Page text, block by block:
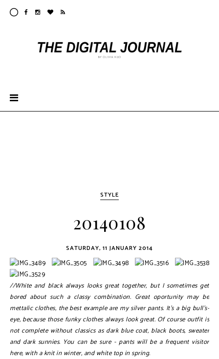
STYLE
20140108
SATURDAY, 11 JANUARY 2014
//White and black always looks great together, but I sometimes get
bored about such a classy combination. Great oportunity may be
mettalic clothes, the best example are my silver pants. It's a big bull's-
eye, because those funky clothes always look great. Of course outfit is
not complete without classics as dark blue coat, black boots, sweater
and dark sunnies. You can be sure - pants will be a frequent visitor
here, with a knit in winter, and white top in spring.